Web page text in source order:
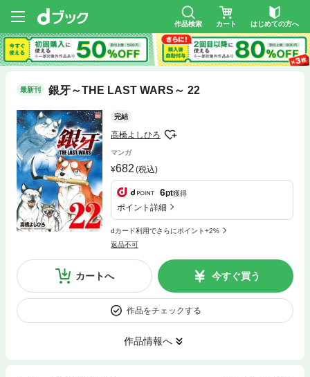
作品検索 カート はじめての方へ
最新刊 銀牙～THE LAST WARS～ 22
完結
高橋よしひろ
マンガ
682 (税込)
6pt獲得
ポイント詳細
dカード利用でさらにポイント+2%
返品不可
カートへ 今すぐ買う
作品をチェックする
作品情報へ